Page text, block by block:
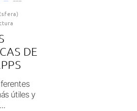
DE
útiles y